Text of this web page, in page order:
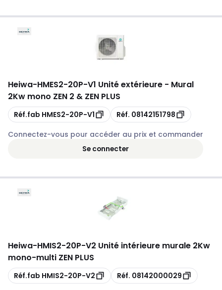
Heiwa-HMES2-20P-V1 Unité extérieure - Mural
2Kw mono ZEN 2 & ZEN PLUS
Copie
Réf.fab HMES2-20P-V1 Copie
Réf. 08142151798
Connectez-vous pour accéder au prix et commander
Se connecter
Heiwa-HMIS2-20P-V2 Unité intérieure murale 2Kw
mono-multi ZEN PLUS
Copie
Réf.fab HMIS2-20P-V2 Copie
Réf. 08142000029